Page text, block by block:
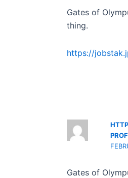
Gates of
thing.
https://
Gates of